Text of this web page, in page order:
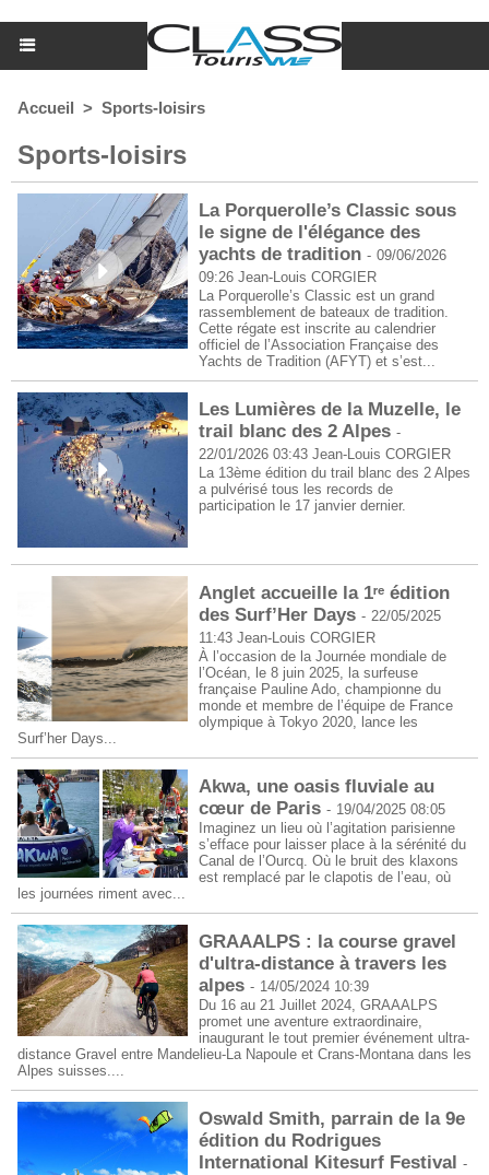
Accueil > Sports-loisirs
Sports-loisirs
La Porquerolle’s Classic sous
le signe de l'élégance des
yachts de tradition - 09/06/2026
09:26Jean-Louis CORGIER
La Porquerolle’s Classic est un grand
rassemblement de bateaux de tradition.
Cette régate est inscrite au calendrier
officiel de l’Association Française des
Yachts de Tradition (AFYT) et s’est...
Les Lumières de la Muzelle, le
trail blanc des 2 Alpes -
22/01/2026 03:43Jean-Louis CORGIER
La 13ème édition du trail blanc des 2 Alpes
a pulvérisé tous les records de
participation le 17 janvier dernier.
Anglet accueille la 1ʳᵉ édition
des Surf’Her Days - 22/05/2025
11:43Jean-Louis CORGIER
À l’occasion de la Journée mondiale de
l’Océan, le 8 juin 2025, la surfeuse
française Pauline Ado, championne du
monde et membre de l’équipe de France
olympique à Tokyo 2020, lance les
Surf’her Days...
Akwa, une oasis fluviale au
cœur de Paris - 19/04/2025 08:05
Imaginez un lieu où l’agitation parisienne
s’efface pour laisser place à la sérénité du
Canal de l’Ourcq. Où le bruit des klaxons
est remplacé par le clapotis de l’eau, où
les journées riment avec...
GRAAALPS : la course gravel
d'ultra-distance à travers les
alpes - 14/05/2024 10:39
Du 16 au 21 Juillet 2024, GRAAALPS
promet une aventure extraordinaire,
inaugurant le tout premier événement ultra-
distance Gravel entre Mandelieu-La Napoule et Crans-Montana dans les
Alpes suisses....
Oswald Smith, parrain de la 9e
édition du Rodrigues
International Kitesurf Festival
-